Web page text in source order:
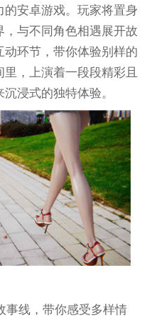
的安卓游戏。玩家将置身
与不同角色相遇展开故
环节，带你体验别样的
，上演着一段段精彩且
浸式的独特体验。
事线，带你感受多样情